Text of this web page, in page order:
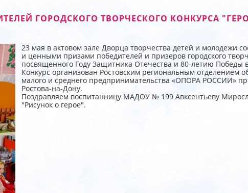
ГОРОДСКОГО ТВОРЧЕСКОГО КОНКУРСА
23 мая в актовом зале Дворца творчества детей и молодежи
и ценными призами победителей и призеров городского
посвященного Году Защитника Отечества и 80-летию Победы
Конкурс организован Ростовским региональным отделением
малого и среднего предпринимательства «ОПОРА РОССИИ»
Ростова-на-Дону.
Поздравляем воспитанницу МАДОУ № 199 Авксентьеву
"Рисунок о герое".